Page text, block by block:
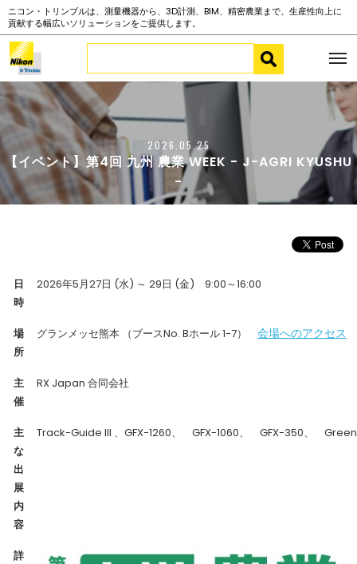
ニコン・トリンブルは、測量機器から、3D計測、BIM、精密農業まで、生産性向上に
貢献する幅広いソリューションをご提供します。
2026.05.25
【イベント】第4回 九州 農業 WEEK - J-AGRI KYUSHU
-
日
時
2026年5月27日 (水) ～ 29日 (金) 9:00～16:00
場
所
グランメッセ熊本 （ブースNo. Bホール 1-7） 会場へのアクセス
主
催
RX Japan 合同会社
主
な
出
展
内
容
Track-Guide III 、GFX-1260、 GFX-1060、 GFX-350、
詳